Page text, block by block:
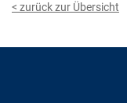
< zurück zur Übersicht